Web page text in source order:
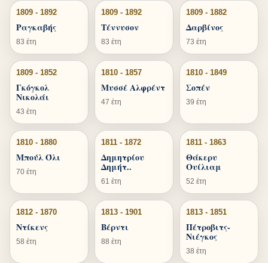
1809 - 1892
Ραγκαβής
83 έτη
1809 - 1892
Τέννυσον
83 έτη
1809 - 1882
Δαρβίνος
73 έτη
1809 - 1852
Γκόγκολ
Νικολάι
43 έτη
1810 - 1857
Μυσσέ Αλφρέντ
47 έτη
1810 - 1849
Σοπέν
39 έτη
1810 - 1880
Μπούλ Όλι
70 έτη
1811 - 1872
Δημητρίου
Δημήτ..
61 έτη
1811 - 1863
Θάκερυ
Ουίλιαμ
52 έτη
1812 - 1870
Ντίκενς
58 έτη
1813 - 1901
Βέρντι
88 έτη
1813 - 1851
Πέτροβιτς-
Νιέγκος
38 έτη